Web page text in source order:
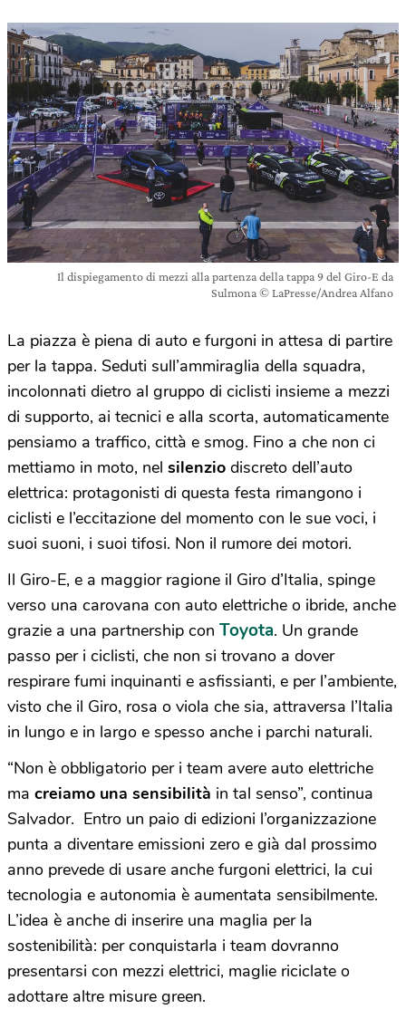
Il dispiegamento di mezzi alla partenza della tappa 9 del Giro-E da
Sulmona © LaPresse/Andrea Alfano
La piazza è piena di auto e furgoni in attesa di partire
per la tappa. Seduti sull’ammiraglia della squadra,
incolonnati dietro al gruppo di ciclisti insieme a mezzi
di supporto, ai tecnici e alla scorta, automaticamente
pensiamo a traffico, città e smog. Fino a che non ci
mettiamo in moto, nel silenzio discreto dell’auto
elettrica: protagonisti di questa festa rimangono i
ciclisti e l’eccitazione del momento con le sue voci, i
suoi suoni, i suoi tifosi. Non il rumore dei motori.
Il Giro-E, e a maggior ragione il Giro d’Italia, spinge
verso una carovana con auto elettriche o ibride, anche
grazie a una partnership con Toyota. Un grande
passo per i ciclisti, che non si trovano a dover
respirare fumi inquinanti e asfissianti, e per l’ambiente,
visto che il Giro, rosa o viola che sia, attraversa l’Italia
in lungo e in largo e spesso anche i parchi naturali.
“Non è obbligatorio per i team avere auto elettriche
ma creiamo una sensibilità in tal senso”, continua
Salvador. Entro un paio di edizioni l’organizzazione
punta a diventare emissioni zero e già dal prossimo
anno prevede di usare anche furgoni elettrici, la cui
tecnologia e autonomia è aumentata sensibilmente.
L’idea è anche di inserire una maglia per la
sostenibilità: per conquistarla i team dovranno
presentarsi con mezzi elettrici, maglie riciclate o
adottare altre misure green.